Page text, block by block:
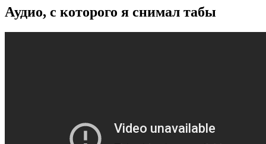
Аудио, с которого я снимал табы